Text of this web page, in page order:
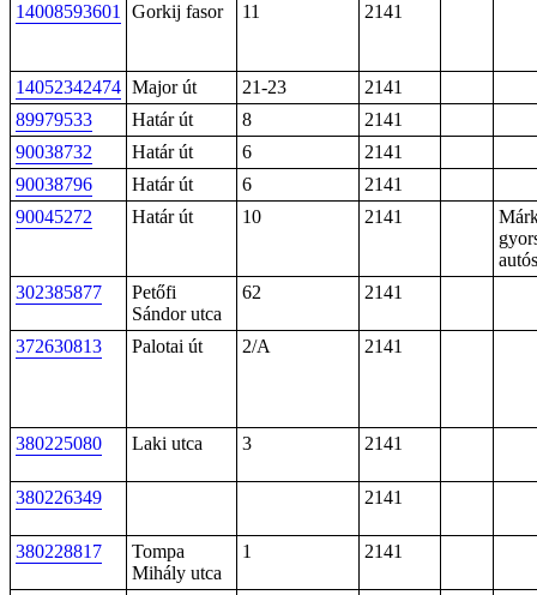
14008593601 Gorkij fasor 11 2141
14052342474 Major út 21-23
2141
89979533
Határ út 8
2141
90038732
Határ út 6
2141
90038796
Határ út 6
2141
90045272
Határ út 10 2141
302385877
Petőfi
Sándor utca
62 2141
372630813 Palotai út 2/A 2141
380225080 Laki utca 3 2141
380226349 2141
380228817
Tompa
Mihály utca
1 2141